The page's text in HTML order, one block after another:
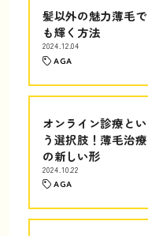
髪以外の魅力薄毛で
も輝く方法
2024.12.04
AGA
オンライン診療とい
う選択肢！薄毛治療
の新しい形
2024.10.22
AGA